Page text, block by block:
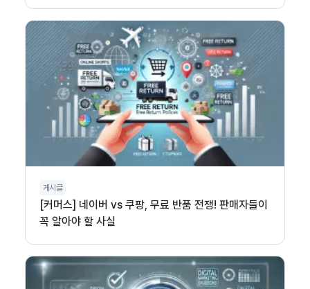
게시글
[커머스] 네이버 vs 쿠팡, 무료 반품 전쟁! 판매자들이
꼭 알아야 할 사실